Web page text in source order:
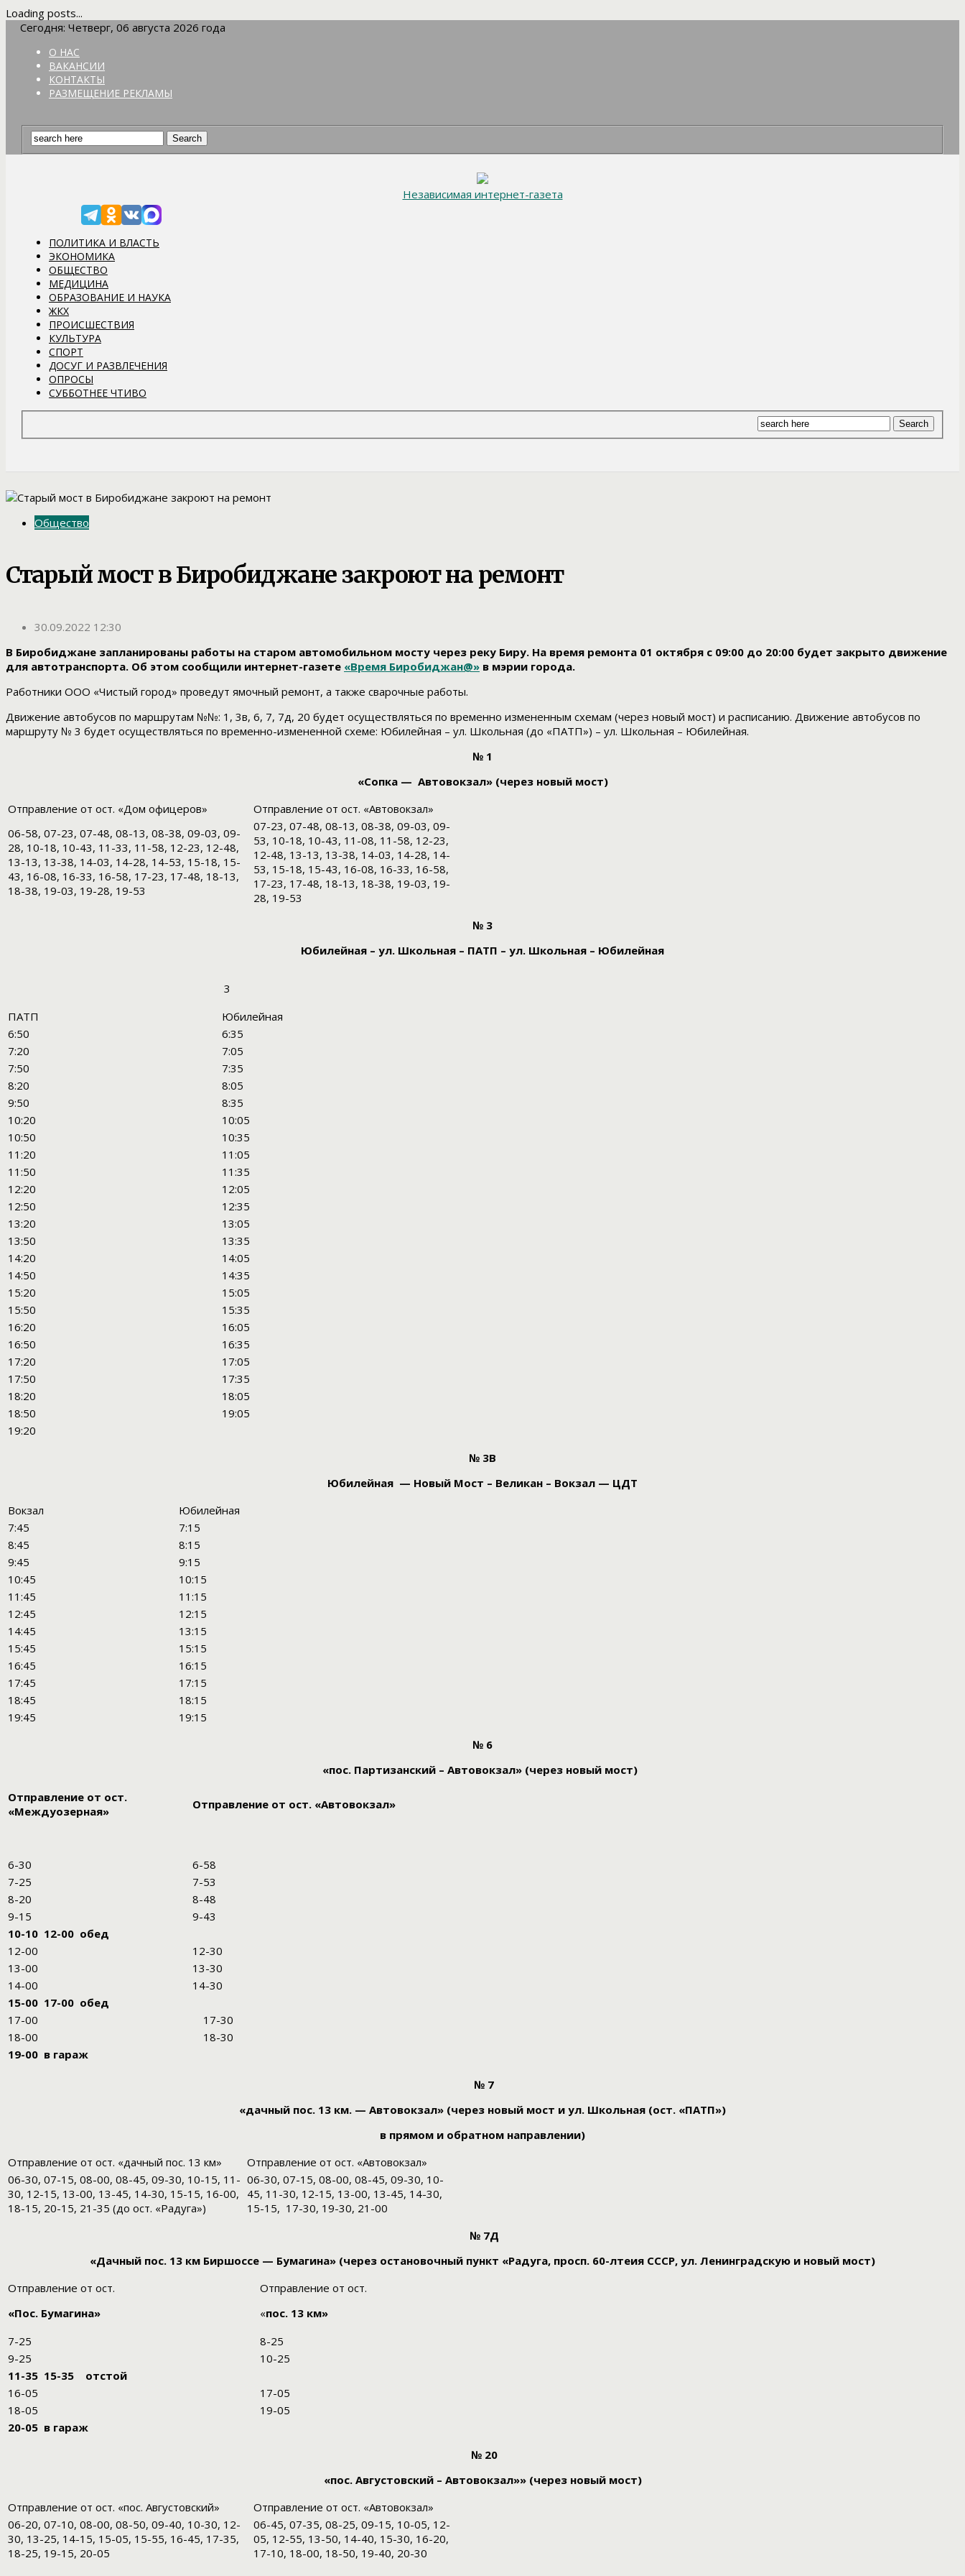
Loading posts...
Сегодня: Четверг, 06 августа 2026 года
О НАС
ВАКАНСИИ
КОНТАКТЫ
РАЗМЕЩЕНИЕ РЕКЛАМЫ
Независимая интернет-газета
ПОЛИТИКА И ВЛАСТЬ
ЭКОНОМИКА
ОБЩЕСТВО
МЕДИЦИНА
ОБРАЗОВАНИЕ И НАУКА
ЖКХ
ПРОИСШЕСТВИЯ
КУЛЬТУРА
СПОРТ
ДОСУГ И РАЗВЛЕЧЕНИЯ
ОПРОСЫ
СУББОТНЕЕ ЧТИВО
Общество
Старый мост в Биробиджане закроют на ремонт
30.09.2022 12:30
В Биробиджане запланированы работы на старом автомобильном мосту через реку Биру. На время ремонта 01 октября с 09:00 до 20:00 будет закрыто движение
для автотранспорта. Об этом сообщили интернет-газете «Время Биробиджан@» в мэрии города.
Работники ООО «Чистый город» проведут ямочный ремонт, а также сварочные работы.
Движение автобусов по маршрутам №№: 1, 3в, 6, 7, 7д, 20 будет осуществляться по временно измененным схемам (через новый мост) и расписанию. Движение автобусов по
маршруту № 3 будет осуществляться по временно-измененной схеме: Юбилейная – ул. Школьная (до «ПАТП») – ул. Школьная – Юбилейная.
№ 1
«Сопка — Автовокзал» (через новый мост)
Отправление от ост. «Дом офицеров»
Отправление от ост. «Автовокзал»
06-58, 07-23, 07-48, 08-13, 08-38, 09-03, 09-
28, 10-18, 10-43, 11-33, 11-58, 12-23, 12-48,
13-13, 13-38, 14-03, 14-28, 14-53, 15-18, 15-
43, 16-08, 16-33, 16-58, 17-23, 17-48, 18-13,
18-38, 19-03, 19-28, 19-53
07-23, 07-48, 08-13, 08-38, 09-03, 09-
53, 10-18, 10-43, 11-08, 11-58, 12-23,
12-48, 13-13, 13-38, 14-03, 14-28, 14-
53, 15-18, 15-43, 16-08, 16-33, 16-58,
17-23, 17-48, 18-13, 18-38, 19-03, 19-
28, 19-53
№ 3
Юбилейная – ул. Школьная – ПАТП – ул. Школьная – Юбилейная
3
ПАТП
Юбилейная
6:50
6:35
7:20
7:05
7:50
7:35
8:20
8:05
9:50
8:35
10:20
10:05
10:50
10:35
11:20
11:05
11:50
11:35
12:20
12:05
12:50
12:35
13:20
13:05
13:50
13:35
14:20
14:05
14:50
14:35
15:20
15:05
15:50
15:35
16:20
16:05
16:50
16:35
17:20
17:05
17:50
17:35
18:20
18:05
18:50
19:05
19:20
№ 3В
Юбилейная — Новый Мост – Великан – Вокзал — ЦДТ
Вокзал
Юбилейная
7:45
7:15
8:45
8:15
9:45
9:15
10:45
10:15
11:45
11:15
12:45
12:15
14:45
13:15
15:45
15:15
16:45
16:15
17:45
17:15
18:45
18:15
19:45
19:15
№ 6
«пос. Партизанский – Автовокзал» (через новый мост)
Отправление от ост.
«Междуозерная»
Отправление от ост. «Автовокзал»
6-30
6-58
7-25
7-53
8-20
8-48
9-15
9-43
10-10 12-00 обед
12-00
12-30
13-00
13-30
14-00
14-30
15-00 17-00 обед
17-00
17-30
18-00
18-30
19-00 в гараж
№ 7
«дачный пос. 13 км. — Автовокзал» (через новый мост и ул. Школьная (ост. «ПАТП»)
в прямом и обратном направлении)
Отправление от ост. «дачный пос. 13 км»
Отправление от ост. «Автовокзал»
06-30, 07-15, 08-00, 08-45, 09-30, 10-15, 11-
30, 12-15, 13-00, 13-45, 14-30, 15-15, 16-00,
18-15, 20-15, 21-35 (до ост. «Радуга»)
06-30, 07-15, 08-00, 08-45, 09-30, 10-
45, 11-30, 12-15, 13-00, 13-45, 14-30,
15-15, 17-30, 19-30, 21-00
№ 7Д
«Дачный пос. 13 км Биршоссе — Бумагина» (через остановочный пункт «Радуга, просп. 60-лтеия СССР, ул. Ленинградскую и новый мост)
Отправление от ост.
«Пос. Бумагина»
Отправление от ост.
«пос. 13 км»
7-25
8-25
9-25
10-25
11-35 15-35 отстой
16-05
17-05
18-05
19-05
20-05 в гараж
№ 20
«пос. Августовский – Автовокзал»» (через новый мост)
Отправление от ост. «пос. Августовский»
Отправление от ост. «Автовокзал»
06-20, 07-10, 08-00, 08-50, 09-40, 10-30, 12-
30, 13-25, 14-15, 15-05, 15-55, 16-45, 17-35,
18-25, 19-15, 20-05
06-45, 07-35, 08-25, 09-15, 10-05, 12-
05, 12-55, 13-50, 14-40, 15-30, 16-20,
17-10, 18-00, 18-50, 19-40, 20-30